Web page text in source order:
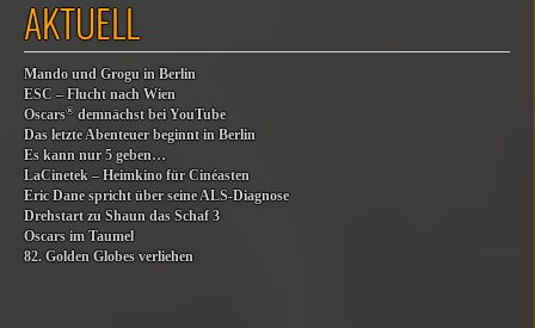
AKTUELL
Mando und Grogu in Berlin
ESC – Flucht nach Wien
Oscars® demnächst bei YouTube
Das letzte Abenteuer beginnt in Berlin
Es kann nur 5 geben…
LaCinetek – Heimkino für Cinéasten
Eric Dane spricht über seine ALS-Diagnose
Drehstart zu Shaun das Schaf 3
Oscars im Taumel
82. Golden Globes verliehen